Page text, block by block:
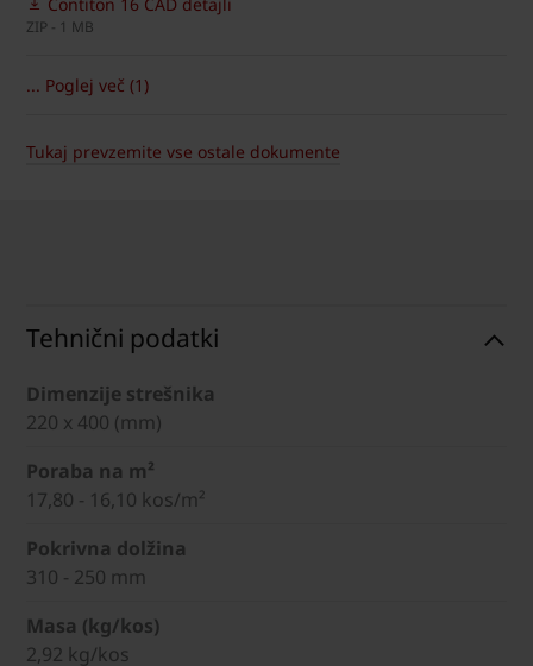
ZIP - 1 MB
... Poglej več (1)
Tukaj prevzemite vse ostale dokumente
Tehnični podatki
Dimenzije strešnika
220 x 400 (mm)
Poraba na m²
17,80 - 16,10 kos/m²
Pokrivna dolžina
310 - 250 mm
Masa (kg/kos)
2,92 kg/kos